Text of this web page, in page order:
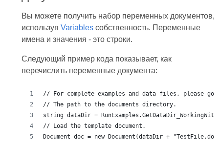
Вы можете получить набор переменных документов,
используя Variablesсобственность. Переменные
имена и значения - это строки.
Следующий пример кода показывает, как
перечислить переменные документа:
// For complete examples and data files, please go
// The path to the documents directory.
string dataDir =
// Load the template document.
Document doc = new Document(dataDir +